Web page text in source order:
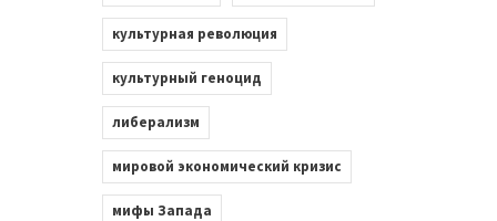
культурная революция
культурный геноцид
либерализм
мировой экономический кризис
мифы Запада